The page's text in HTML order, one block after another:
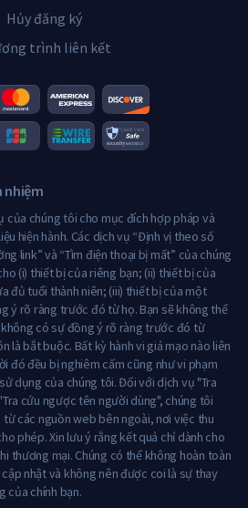
Hủy đăng ký
trình liên kết
nhiệm
của chúng tôi cho mục đích hợp pháp và
hiện hành. Các dịch vụ “Định vị theo số
link” và “Tìm điện thoại bị mất” của chúng
(i) thiết bị của riêng bạn; (ii) thiết bị của
đủ tuổi thành niên; (iii) thiết bị của một
ý rõ ràng trước đó từ họ. Bạn sẽ không thể
có sự đồng ý rõ ràng trước đó từ
là bắt buộc. Bất kỳ hành vi giả mạo nào liên
đó đều bị nghiêm cấm cũng như vi phạm
dụng của chúng tôi. Đối với dịch vụ "Tra
cứu ngược tên người dùng", chúng tôi
các nguồn web bên ngoài, nơi việc thu
phép. Xin lưu ý rằng kết quả chỉ dành cho
thương mại. Chúng có thể không hoàn toàn
nhật và không nên được coi là sự thay
của chính bạn.